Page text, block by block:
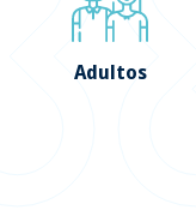
Adultos